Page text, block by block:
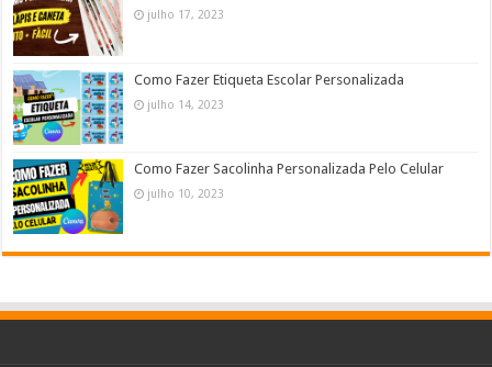
julho 17, 2023
Como Fazer Etiqueta Escolar Personalizada
julho 14, 2023
Como Fazer Sacolinha Personalizada Pelo Celular
julho 10, 2023